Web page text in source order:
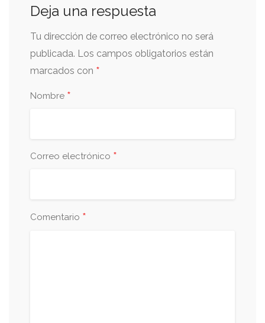
Deja una respuesta
Tu dirección de correo electrónico no será
publicada. Los campos obligatorios están
marcados con *
Nombre *
Correo electrónico *
Comentario *